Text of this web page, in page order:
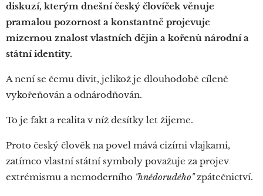
diskuzí, kterým dnešní český človíček věnuje
pramalou pozornost a konstantně projevuje
mizernou znalost vlastních dějin a kořenů národní a
státní identity.
A není se čemu divit, jelikož je dlouhodobě cíleně
vykořeňován a odnárodňován.
To je fakt a realita v níž desítky let žijeme.
Proto český člověk na povel mává cizími vlajkami,
zatímco vlastní státní symboly považuje za projev
extrémismu a nemoderního "hnědorudého"zpátečnictví.